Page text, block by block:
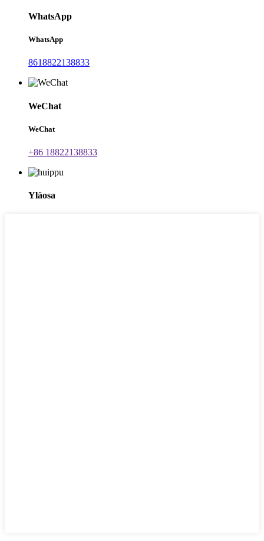
WhatsApp
WhatsApp
8618822138833
WeChat
WeChat
+86 18822138833
Yläosa